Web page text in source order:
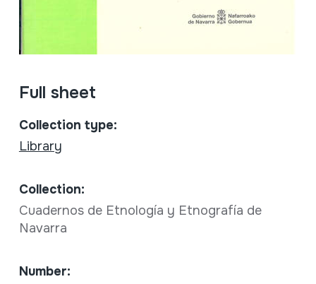
Full sheet
Collection type:
Library
Collection:
Cuadernos de Etnología y Etnografía de
Navarra
Number: